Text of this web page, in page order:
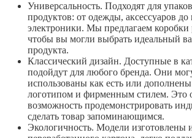
Универсальность. Подходят для
продуктов: от одежды, аксессуаров до
электроники. Мы предлагаем коробки
чтобы вы могли выбрать идеальный
продукта.
Классический дизайн. Доступные в
подойдут для любого бренда. Они
использованы как есть или
логотипом и фирменным стилем. Это
возможность продемонстрировать
сделать товар запоминающимся.
Экологичность. Модели изготовлены